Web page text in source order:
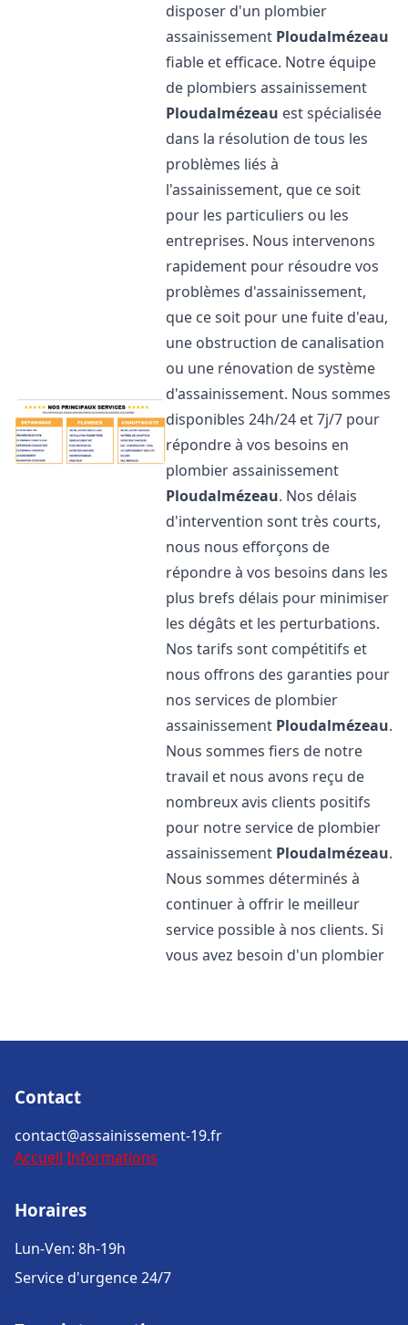
disposer d'un plombier
assainissement Ploudalmézeau
fiable et efficace. Notre équipe
de plombiers assainissement
Ploudalmézeau est spécialisée
dans la résolution de tous les
problèmes liés à
l'assainissement, que ce soit
pour les particuliers ou les
entreprises. Nous intervenons
rapidement pour résoudre vos
problèmes d'assainissement,
que ce soit pour une fuite d'eau,
une obstruction de canalisation
ou une rénovation de système
d'assainissement. Nous sommes
disponibles 24h/24 et 7j/7 pour
répondre à vos besoins en
plombier assainissement
Ploudalmézeau. Nos délais
d'intervention sont très courts,
nous nous efforçons de
répondre à vos besoins dans les
plus brefs délais pour minimiser
les dégâts et les perturbations.
Nos tarifs sont compétitifs et
nous offrons des garanties pour
nos services de plombier
assainissement Ploudalmézeau.
Nous sommes fiers de notre
travail et nous avons reçu de
nombreux avis clients positifs
pour notre service de plombier
assainissement Ploudalmézeau.
Nous sommes déterminés à
continuer à offrir le meilleur
service possible à nos clients. Si
vous avez besoin d'un plombier
Contact
contact@assainissement-19.fr
Accueil Informations
Horaires
Lun-Ven: 8h-19h
Service d'urgence 24/7